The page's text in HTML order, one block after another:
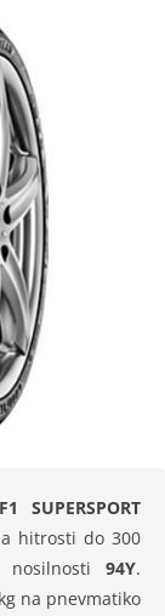
SUPERSPORT
hitrosti do 300
94Y.
na pnevmatiko